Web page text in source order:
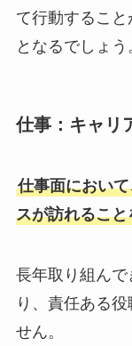
て行動するこ
となるでしょう
仕事：キャリ
仕事面におい
スが訪れるこ
長年取り組ん
り、責任ある
せん。